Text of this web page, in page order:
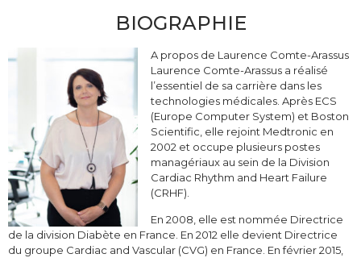
BIOGRAPHIE
A propos de Laurence Comte-Arassus
Laurence Comte-Arassus a réalisé
l’essentiel de sa carrière dans les
technologies médicales. Après ECS
(Europe Computer System) et Boston
Scientific, elle rejoint Medtronic en
2002 et occupe plusieurs postes
managériaux au sein de la Division
Cardiac Rhythm and Heart Failure
(CRHF).
En 2008, elle est nommée Directrice
de la division Diabète en France. En 2012 elle devient Directrice
du groupe Cardiac and Vascular (CVG) en France. En février 2015,